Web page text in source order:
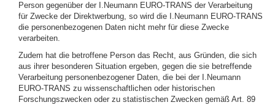
Person gegenüber der I.Neumann EURO-TRANS der Verarbeitung
für Zwecke der Direktwerbung, so wird die I.Neumann EURO-TRANS
die personenbezogenen Daten nicht mehr für diese Zwecke
verarbeiten.
Zudem hat die betroffene Person das Recht, aus Gründen, die sich
aus ihrer besonderen Situation ergeben, gegen die sie betreffende
Verarbeitung personenbezogener Daten, die bei der I.Neumann
EURO-TRANS zu wissenschaftlichen oder historischen
Forschungszwecken oder zu statistischen Zwecken gemäß Art. 89